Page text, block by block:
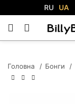
RU UA
Головна Бонги